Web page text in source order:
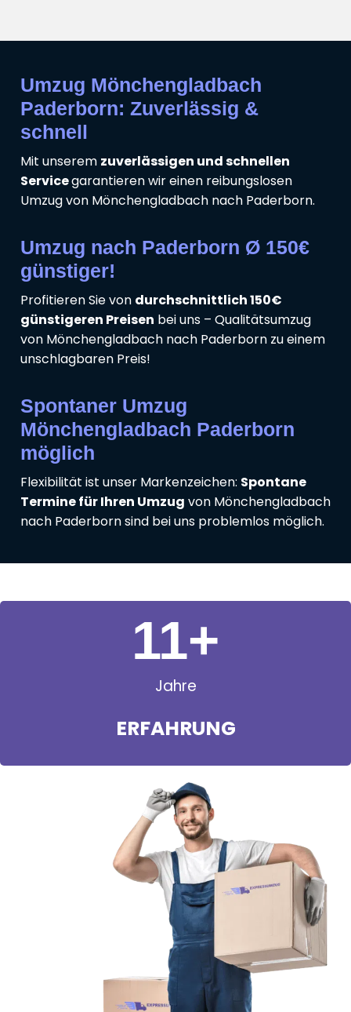
Umzug Mönchengladbach
Paderborn: Zuverlässig &
schnell
Mit unserem zuverlässigen und schnellen
Servicegarantieren wir einen reibungslosen
Umzug von Mönchengladbach nach Paderborn.
Umzug nach Paderborn Ø 150€
günstiger!
Profitieren Sie von durchschnittlich 150€
günstigeren Preisen bei uns – Qualitätsumzug
von Mönchengladbach nach Paderborn zu einem
unschlagbaren Preis!
Spontaner Umzug
Mönchengladbach Paderborn
möglich
Flexibilität ist unser Markenzeichen: Spontane
Termine für Ihren Umzug von Mönchengladbach
nach Paderborn sind bei uns problemlos möglich.
Jahre
ERFAHRUNG
11+